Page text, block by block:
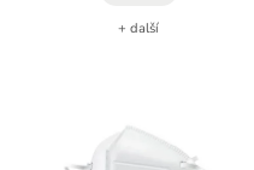
+ další